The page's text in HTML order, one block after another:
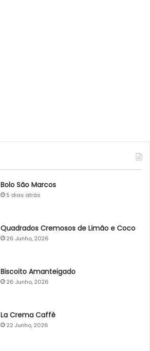
Bolo São Marcos
5 dias atrás
Quadrados Cremosos de Limão e Coco
26 Junho, 2026
Biscoito Amanteigado
26 Junho, 2026
La Crema Caffè
22 Junho, 2026